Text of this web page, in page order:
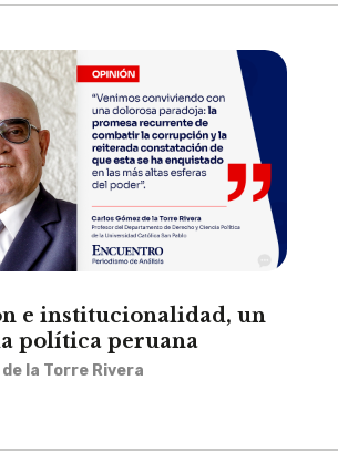
e institucionalidad, un
política peruana
la Torre Rivera